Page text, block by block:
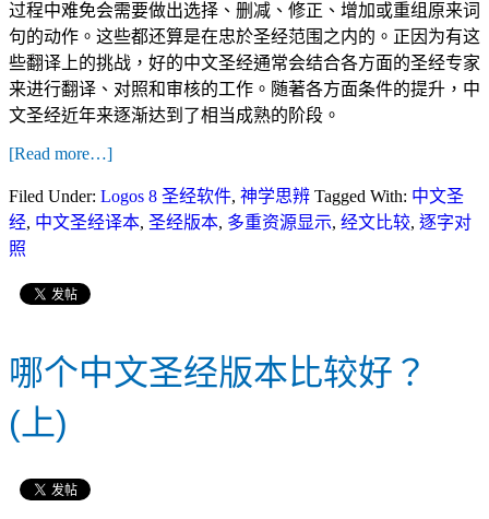
过程中难免会需要做出选择、删减、修正、增加或重组原来词
句的动作。这些都还算是在忠於圣经范围之内的。正因为有这
些翻译上的挑战，好的中文圣经通常会结合各方面的圣经专家
来进行翻译、对照和审核的工作。随著各方面条件的提升，中
文圣经近年来逐渐达到了相当成熟的阶段。
[Read more…]
Filed Under: Logos 8 圣经软件, 神学思辨 Tagged With: 中文圣
经, 中文圣经译本, 圣经版本, 多重资源显示, 经文比较, 逐字对
照
哪个中文圣经版本比较好？
(上)